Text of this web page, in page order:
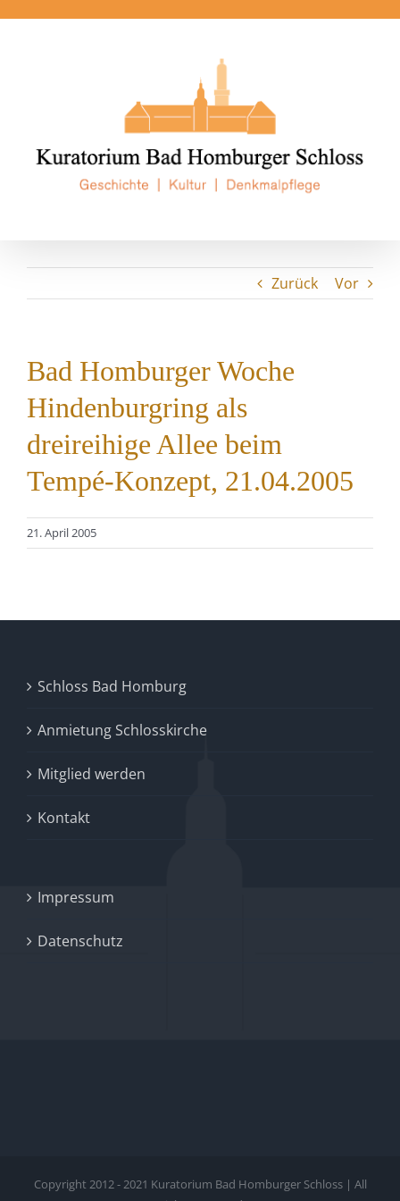
Zurück Vor
Bad Homburger Woche
Hindenburgring als
dreireihige Allee beim
Tempé-Konzept, 21.04.2005
21. April 2005
Schloss Bad Homburg
Anmietung Schlosskirche
Mitglied werden
Kontakt
Impressum
Datenschutz
Copyright 2012 - 2021 Kuratorium Bad Homburger Schloss | All